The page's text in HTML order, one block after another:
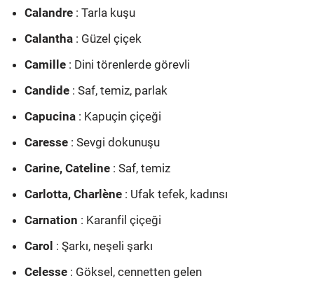
Calandre : Tarla kuşu
Calantha : Güzel çiçek
Camille : Dini törenlerde görevli
Candide : Saf, temiz, parlak
Capucina : Kapuçin çiçeği
Caresse : Sevgi dokunuşu
Carine, Cateline : Saf, temiz
Carlotta, Charlène : Ufak tefek, kadınsı
Carnation : Karanfil çiçeği
Carol : Şarkı, neşeli şarkı
Celesse : Göksel, cennetten gelen